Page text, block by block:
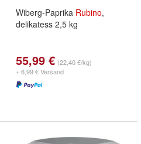
Wiberg-Paprika Rubino,
delikatess 2,5 kg
55,99 € (22,40 €/kg)
+ 6,99 € Versand